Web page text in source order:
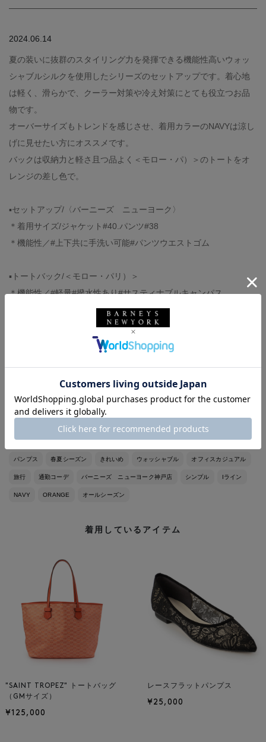
2024.06.14
夏の装いに抜群のスタイリング力を発揮できる機能性高いウォッ
シャブルシルクを使用したシリーズのセットアップです。着心地
は軽く、滑らかで、クーラー対策や冷え対策にとても役立つお品
物です。
オーバーサイズもトレンドを感じさせ、着用カラーのNAVYは涼し
げに見せたい方にオススメです。
バックは収納力と軽さ且つ品よく＜モロー・パ）＞のトートをオ
レンジの差し色で。
▪️セットアップ/〈バーニーズ ニューヨーク〉
＊着用サイズ/ジャケット#40.パンツ#38
＊機能性／#上下共に手洗い可能#パンツウエストゴム
▪️トートバック/＜モロー・パリ）＞
＊機能性／#軽量#撥水性あり#サスティナブルキャンパス
▪️フラットシューズ/〈バーニーズ ニューヨーク〉
ウィメンズウェア バッグ パンツ セットアップ ビジネスジャケット
パンプス 春夏シーズン きれいめ ウォッシャブル オフィスカジュアル
旅行 通勤コーデ バーニーズ ニューヨーク神戸店 シンプル Iライン
NAVY ORANGE オールシーズン
着用しているアイテム
"SAINT TROPEZ" トートバッグ
（GMサイズ）
¥125,000
レースフラットパンプス
¥25,000